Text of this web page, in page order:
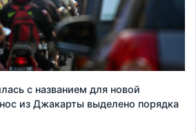
с названием для новой
из Джакарты выделено порядка